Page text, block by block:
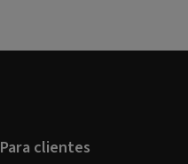
Para clientes